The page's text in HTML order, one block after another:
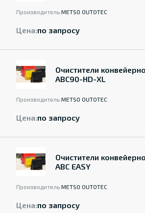
Производитель:METSO OUTOTEC
Цена:по запросу
Очистители
ABC90-HD-XL
Производитель:METSO OUTOTEC
Цена:по запросу
Очистители
ABC EASY
Производитель:METSO OUTOTEC
Цена:по запросу